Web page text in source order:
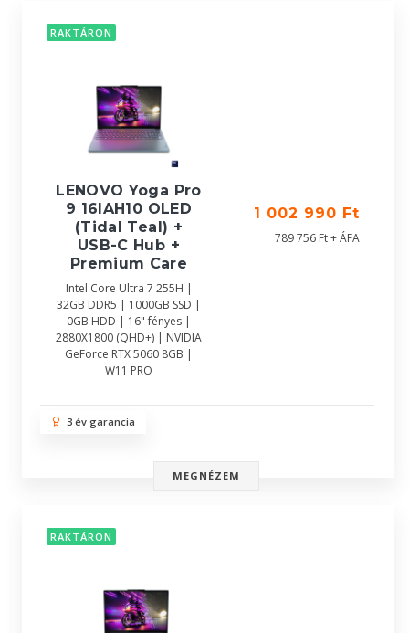
RAKTÁRON
LENOVO Yoga Pro
9 16IAH10 OLED
(Tidal Teal) +
USB-C Hub +
Premium Care
Intel Core Ultra 7 255H |
32GB DDR5 | 1000GB SSD |
0GB HDD | 16" fényes |
2880X1800 (QHD+) | NVIDIA
GeForce RTX 5060 8GB |
W11 PRO
1 002 990 Ft
789 756 Ft + ÁFA
3 év garancia
MEGNÉZEM
RAKTÁRON